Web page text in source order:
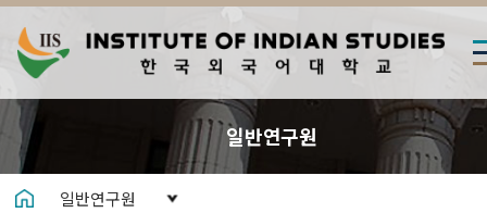
일반연구원
일반연구원